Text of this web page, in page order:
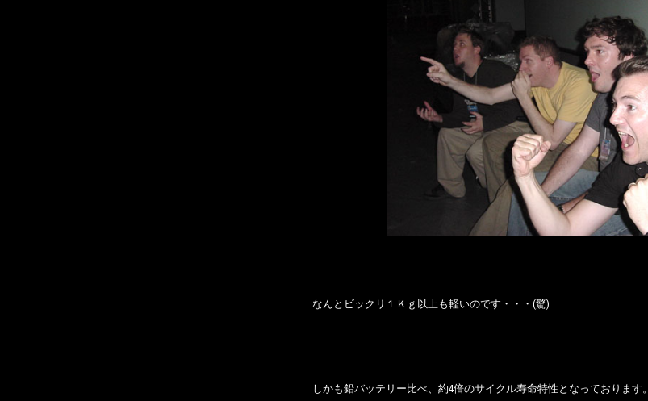
なんとビックリ１Ｋｇ以上も軽いのです・・・(驚)
しかも鉛バッテリー比べ、約4倍のサイクル寿命特性となっております。